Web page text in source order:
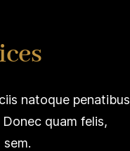
natoque penatibus
quam felis,